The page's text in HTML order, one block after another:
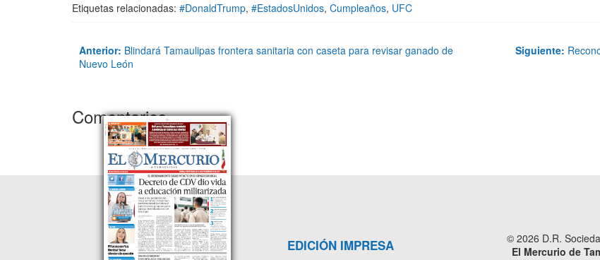
Etiquetas relacionadas: #DonaldTrump, #EstadosUnidos, Cumpleaños, UFC
Anterior: Blindará Tamaulipas frontera sanitaria con caseta para revisar ganado de
Nuevo León
Siguiente:
Comentarios
EDICIÓN IMPRESA
© 2026 D.R.
El Mercurio de